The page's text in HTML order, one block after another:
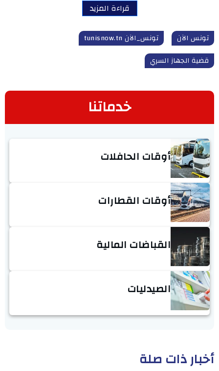
قراءة المزيد
تونس الآن
تونس_الآن tunisnow.tn
قضية الجهاز السري
خدماتنا
أوقات الحافلات
أوقات القطارات
القباضات المالية
الصيدليات
أخبار ذات صلة